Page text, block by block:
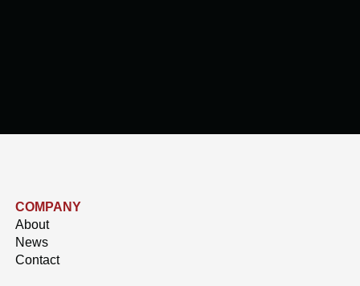
COMPANY
About
News
Contact